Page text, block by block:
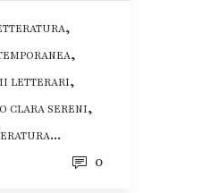
,
,
LETTERARI,
CLARA SERENI,
...
0